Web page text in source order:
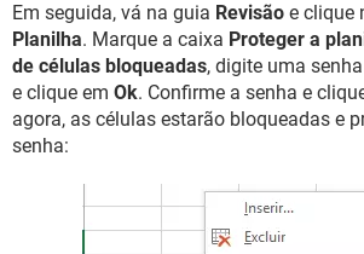
Em seguida, vá na guia Revisão e clique
Planilha. Marque a caixa Proteger a
de células bloqueadas, digite uma
e clique em Ok. Confirme a senha e
agora, as células estarão bloqueadas e
senha: